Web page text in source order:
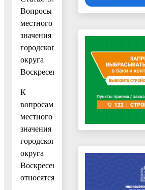
Вопросы
местного
значения
городского
округа
Воскресенск
К
вопросам
местного
значения
городского
округа
Воскресенск
относятся: